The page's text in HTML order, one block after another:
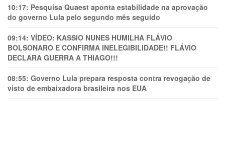
10:17: Pesquisa Quaest aponta estabilidade na aprovação
do governo Lula pelo segundo mês seguido
09:14: VÍDEO: KASSIO NUNES HUMlLHA FLÁVIO
BOLSONARO E CONFIRMA INELEGIBILIDADE!! FLÁVIO
DECLARA GUERRA A THIAGO!!!
08:55: Governo Lula prepara resposta contra revogação de
visto de embaixadora brasileira nos EUA